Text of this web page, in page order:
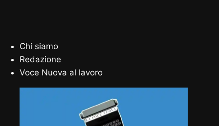
Chi siamo
Redazione
Voce Nuova al lavoro